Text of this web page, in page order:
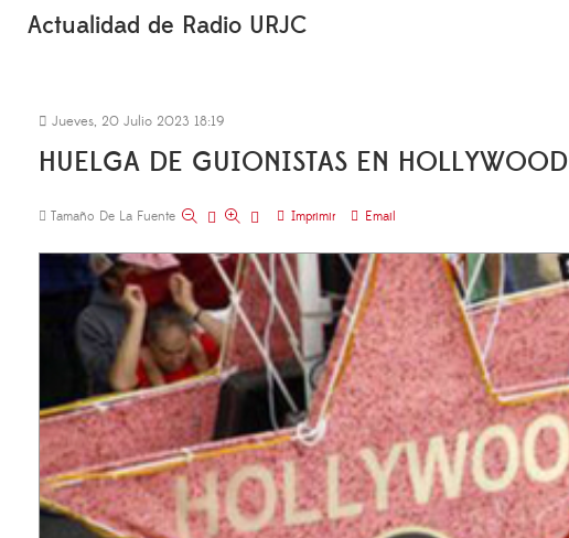
Actualidad de Radio URJC
Jueves, 20 Julio 2023 18:19
HUELGA DE GUIONISTAS EN HOLLYWOOD
Tamaño De La Fuente Imprimir Email